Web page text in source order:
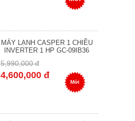
MÁY LẠNH CASPER 1 CHIỀU
INVERTER 1 HP GC-09IB36
5,990,000 đ
4,600,000 đ
Mới